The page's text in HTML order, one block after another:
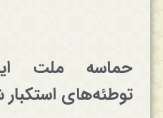
حماسه ملت
توطئه‌های